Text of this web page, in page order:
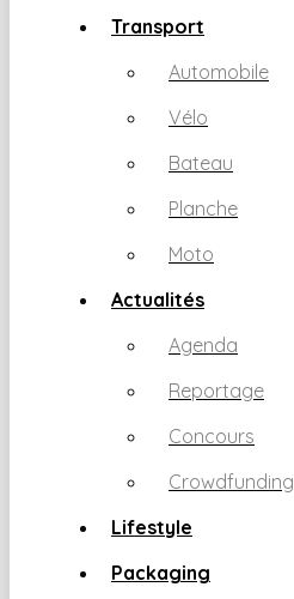
Transport
Automobile
Vélo
Bateau
Planche
Moto
Actualités
Agenda
Reportage
Concours
Crowdfunding
Lifestyle
Packaging